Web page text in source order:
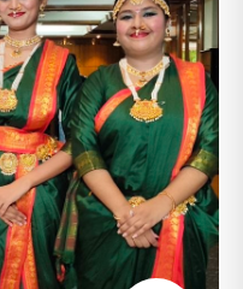
joylashgan
yil 3–7-avgust
Week
universitetimiz
Futures”
kelajakni
tashkil etilgan